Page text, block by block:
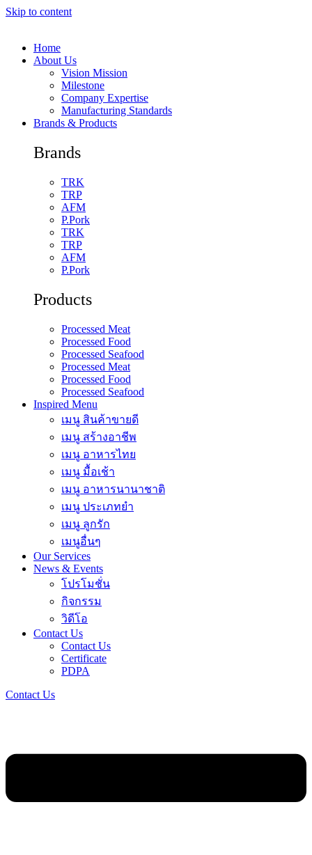
Skip to content
Home
About Us
Vision Mission
Milestone
Company Expertise
Manufacturing Standards
Brands & Products
Brands
TRK
TRP
AFM
P.Pork
TRK
TRP
AFM
P.Pork
Products
Processed Meat
Processed Food
Processed Seafood
Processed Meat
Processed Food
Processed Seafood
Inspired Menu
เมนู สินค้าขายดี
เมนู สร้างอาชีพ
เมนู อาหารไทย
เมนู มื้อเช้า
เมนู อาหารนานาชาติ
เมนู ประเภทยำ
เมนู ลูกรัก
เมนูอื่นๆ
Our Services
News & Events
โปรโมชั่น
กิจกรรม
วิดีโอ
Contact Us
Contact Us
Certificate
PDPA
Contact Us